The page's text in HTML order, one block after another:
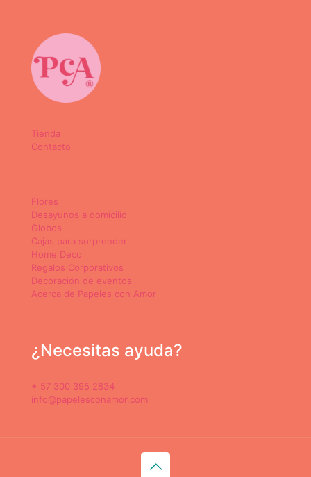
Tienda
Contacto
Flores
Desayunos a domicilio
Globos
Cajas para sorprender
Home Deco
Regalos Corporativos
Decoración de eventos
Acerca de Papeles con Amor
¿Necesitas ayuda?
+ 57 300 395 2834
info@papelesconamor.com